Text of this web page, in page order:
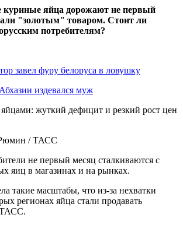
куриные яйца дорожают не первый
"золотым" товаром. Стоит ли
потребителям?
завел фуру белоруса в ловушку
издевался муж
/ ТАСС
не первый месяц сталкиваются с
яиц в магазинах и на рынках.
такие масштабы, что из-за нехватки
регионах яйца стали продавать